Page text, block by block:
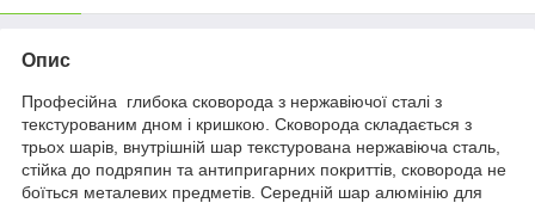
Опис
Професійна глибока сковорода з нержавіючої сталі з
текстурованим дном і кришкою. Сковорода складається з
трьох шарів, внутрішній шар текстурована нержавіюча сталь,
стійка до подряпин та антипригарних покриттів, сковорода не
боїться металевих предметів. Середній шар алюмінію для